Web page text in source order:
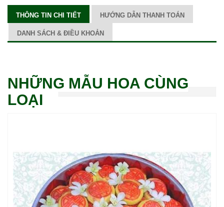
THÔNG TIN CHI TIẾT HƯỚNG DẪN THANH TOÁN
DANH SÁCH & ĐIỀU KHOẢN
NHỮNG MẪU HOA CÙNG
LOẠI